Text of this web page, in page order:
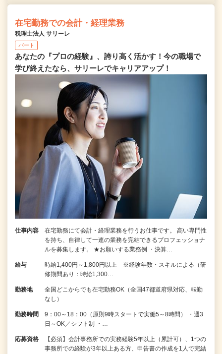
在宅勤務での会計・経理業務
税理士法人 サリーレ
パート
あなたの『プロの経験』、誇り高く活かす！今の職場で
学び終えたなら、サリーレでキャリアアップ！
仕事内容
在宅勤務にて会計・経理業務を行うお仕事です。 高い専門性
を持ち、自律して一連の業務を完結できるプロフェッショナ
ルを募集します。 ★お願いする業務例 ・決算…
給与
時給1,400円～1,800円以上 ※経験年数・スキルによる（研
修期間あり：時給1,300…
勤務地
全国どこからでも在宅勤務OK（全国47都道府県対応、転勤
なし）
勤務時間
9：00～18：00（原則9時スタートで実働5～8時間） ・週3
日～OK／シフト制 ・…
応募資格
【必須】会計事務所での実務経験5年以上（累計可）、1つの
事務所での経験が3年以上ある方、申告書の作成を1人で完結